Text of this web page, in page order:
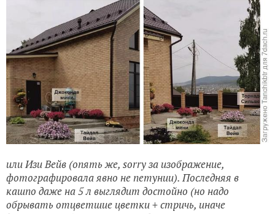
или Изи Вейв (опять же, sorry за изображение,
фотографировала явно не петунии). Последняя в
кашпо даже на 5 л выглядит достойно (но надо
обрывать отцветшие цветки + стричь, иначе